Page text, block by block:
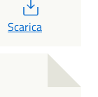
Scarica